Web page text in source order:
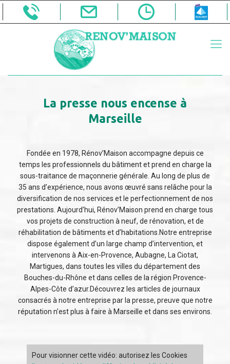
La presse nous encense à
Marseille
Fondée en 1978, Rénov’Maison accompagne depuis ce
temps les professionnels du bâtiment et prend en charge la
sous-traitance de maçonnerie générale. Au long de plus de
35 ans d’expérience, nous avons œuvré sans relâche pour la
diversification de nos services et le perfectionnement de nos
prestations. Aujourd’hui, Rénov’Maison prend en charge tous
vos projets de construction à neuf, de rénovation, et de
réhabilitation de bâtiments et d’habitations.Notre entreprise
dispose également d’un large champ d’intervention, et
intervenons à Aix-en-Provence, Aubagne, La Ciotat,
Martigues, dans toutes les villes du département des
Bouches-du-Rhône et dans celles de la région Provence-
Alpes-Côte d’azur.Découvrez les articles de journaux
consacrés à notre entreprise par la presse, preuve que notre
réputation n’est plus à faire à Marseille et dans ses environs.
Pour visionner cette vidéo: autorisez les Cookies